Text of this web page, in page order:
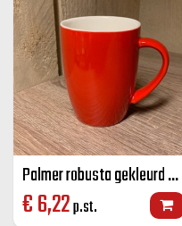
Palmer robusta gekleurd senseo mok rood 18 CL
€6,22p.st.